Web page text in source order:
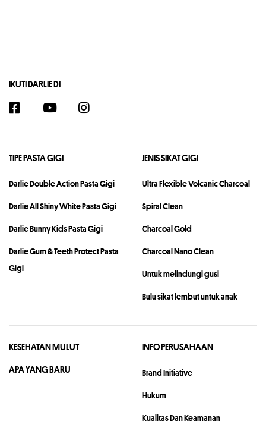
IKUTI DARLIE DI
TIPE PASTA GIGI
Darlie Double Action Pasta Gigi
Darlie All Shiny White Pasta Gigi
Darlie Bunny Kids Pasta Gigi
Darlie Gum & Teeth Protect Pasta
Gigi
JENIS SIKAT GIGI
Ultra Flexible Volcanic Charcoal
Spiral Clean
Charcoal Gold
Charcoal Nano Clean
Untuk melindungi gusi
Bulu sikat lembut untuk anak
KESEHATAN MULUT
APA YANG BARU
INFO PERUSAHAAN
Brand Initiative
Hukum
Kualitas Dan Keamanan